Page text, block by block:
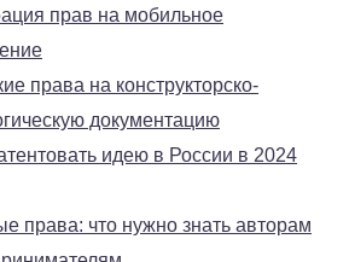
прав на мобильное
права на конструкторско-
документацию
идею в России в 2024
права: что нужно знать авторам